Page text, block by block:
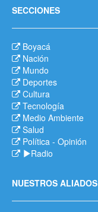
SECCIONES
Boyacá
Nación
Mundo
Deportes
Cultura
Tecnología
Medio Ambiente
Salud
Política - Opinión
Radio
NUESTROS ALIADOS